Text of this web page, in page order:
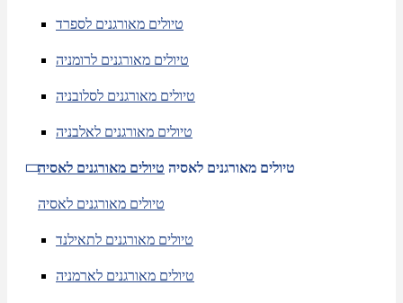
טיולים מאורגנים לספרד
טיולים מאורגנים לרומניה
טיולים מאורגנים לסלובניה
טיולים מאורגנים לאלבניה
טיולים מאורגנים לאסיה טיולים מאורגנים לאסיה
טיולים מאורגנים לאסיה
טיולים מאורגנים לתאילנד
טיולים מאורגנים לארמניה